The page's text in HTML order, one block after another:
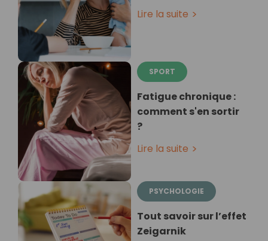
Lire la suite
SPORT
Fatigue chronique :
comment s'en sortir
?
Lire la suite
PSYCHOLOGIE
Tout savoir sur l’effet
Zeigarnik